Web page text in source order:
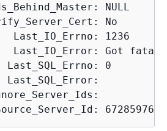
NULL
No
Last_IO_Errno: 1236
Last_IO_Error: Got
Last_SQL_Errno: 0
Last_SQL_Error: